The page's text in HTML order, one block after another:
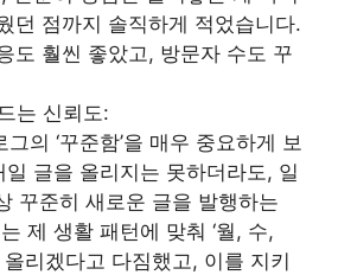
던 점까지 솔직하게 적었습니다.
도 훨씬 좋았고, 방문자 수도 꾸
는 신뢰도:
의 ‘꾸준함’을 매우 중요하게 보
글을 올리지는 못하더라도, 일
꾸준히 새로운 글을 발행하는
제 생활 패턴에 맞춰 ‘월, 수,
올리겠다고 다짐했고, 이를 지키